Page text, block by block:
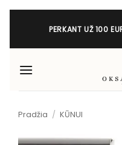
Skip
PERKANT UŽ 100
Pradžia / KŪNUI